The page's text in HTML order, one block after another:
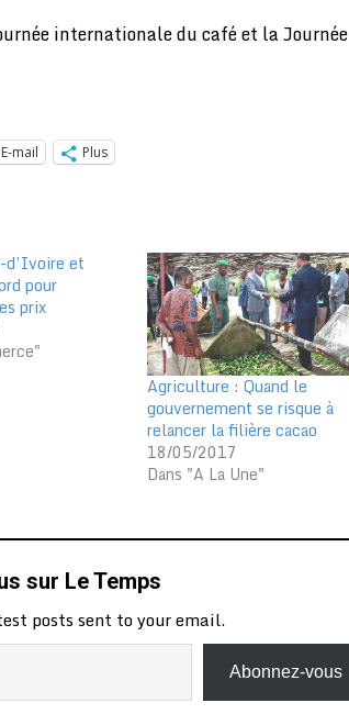
internationale du café et la Journée
E-mail Plus
d’Ivoire et
pour
prix
Agriculture : Quand le
gouvernement se risque à
relancer la filière cacao
18/05/2017
Dans "A La Une"
sur Le Temps
posts sent to your email.
Abonnez-vous